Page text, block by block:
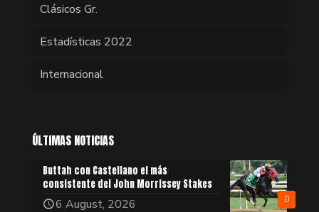
Clásicos Gr.
Estadísticas 2022
Internacional
ÚLTIMAS NOTICIAS
0
Buttah con Castellano el más
consistente del John Morrissey Stakes
6 August, 2026